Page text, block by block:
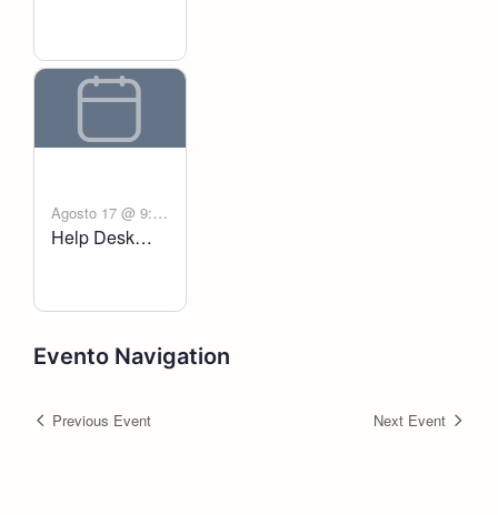
Agosto 17 @ 9:00
am - 6:00 pm
Help Desk
Evento Navigation
Previous Event Next Event